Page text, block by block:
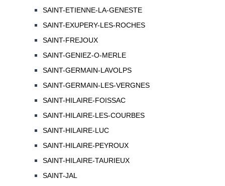
SAINT-ETIENNE-LA-GENESTE
SAINT-EXUPERY-LES-ROCHES
SAINT-FREJOUX
SAINT-GENIEZ-O-MERLE
SAINT-GERMAIN-LAVOLPS
SAINT-GERMAIN-LES-VERGNES
SAINT-HILAIRE-FOISSAC
SAINT-HILAIRE-LES-COURBES
SAINT-HILAIRE-LUC
SAINT-HILAIRE-PEYROUX
SAINT-HILAIRE-TAURIEUX
SAINT-JAL